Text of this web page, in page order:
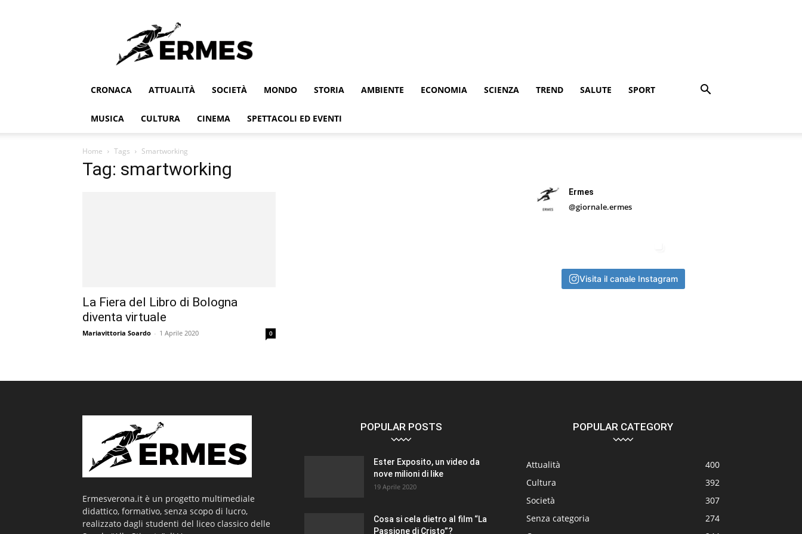
CRONACA ATTUALITÀ SOCIETÀ MONDO STORIA AMBIENTE ECONOMIA SCIENZA TREND SALUTE SPORT
MUSICA CULTURA CINEMA SPETTACOLI ED EVENTI
Home Tags Smartworking
Tag: smartworking
La Fiera del Libro di Bologna
diventa virtuale
Mariavittoria Soardo - 1 Aprile 2020 0
Ermes
@giornale.ermes
Visita il canale Instagram
Ermesverona.it è un progetto multimediale
didattico, formativo, senza scopo di lucro,
realizzato dagli studenti del liceo classico delle
POPULAR POSTS
Ester Exposito, un video da
nove milioni di like
19 Aprile 2020
Cosa si cela dietro al film “La
Passione di Cristo”?
POPULAR CATEGORY
Attualità
400
Cultura
392
Società
307
Senza categoria
274